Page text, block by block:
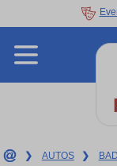
❯ AUTOS ❯